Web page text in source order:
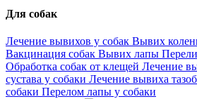
Для собак
Лечение вывихов у собак Вывих
Вакцинация собак Вывих лапы
Обработка собак от клещей Лечение
сустава у собаки Лечение вывиха
собаки Перелом лапы у собаки